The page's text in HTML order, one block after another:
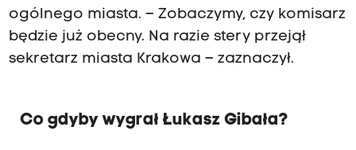
ogólnego miasta. – Zobaczymy, czy komisarz
będzie już obecny. Na razie stery przejął
sekretarz miasta Krakowa – zaznaczył.
Co gdyby wygrał Łukasz Gibała?